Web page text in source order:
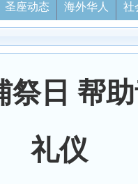
圣座动态 海外华人 社
祭日 帮
礼仪